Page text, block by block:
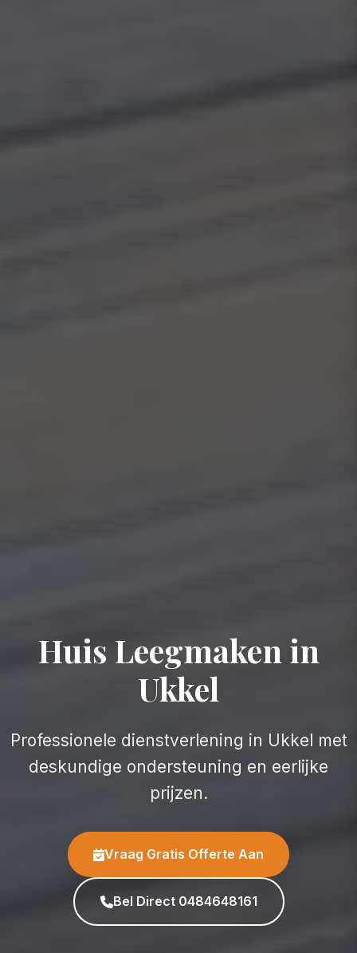
Huis Leegmaken in
Ukkel
Professionele dienstverlening in Ukkel met
deskundige ondersteuning en eerlijke
prijzen.
Vraag Gratis Offerte Aan
Bel Direct 0484648161